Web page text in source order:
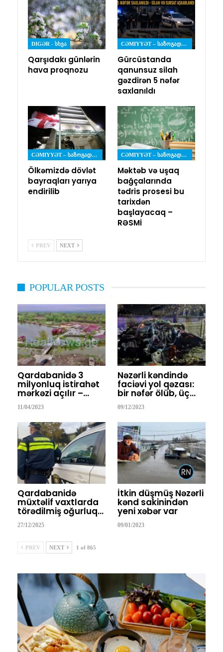
DIGƏR - ᲡᲮᲕᲐ
Qarşıdakı günlərin
hava proqnozu
CƏMIYYƏT – ᲡᲐᲖᲝᲒᲐᲓᲝᲔᲑᲐ
Gürcüstanda
qanunsuz silah
gəzdirən 5 nəfər
saxlanıldı
CƏMIYYƏT – ᲡᲐᲖᲝᲒᲐᲓᲝᲔᲑᲐ
Ölkəmizdə dövlət
bayraqları yarıya
endirilib
CƏMIYYƏT – ᲡᲐᲖᲝᲒᲐᲓᲝᲔᲑᲐ
Məktəb və uşaq
bağçalarında
tədris prosesi bu
tarixdən
başlayacaq –
RƏSMİ
PREV NEXT
POPULAR POSTS
Qardabanidə 3
milyonluq istirahət
mərkəzi açılır –…
11/04/2023
Nəzərli kəndində
faciəvi yol qəzası:
bir nəfər ölüb, üç…
09/12/2023
Qardabanidə
müxtəlif vaxtlarda
törədilmiş oğurluq…
27/12/2025
İtkin düşmüş Nəzərli
kənd sakinindən
yeni xəbər var
09/01/2023
PREV NEXT 1 of 865